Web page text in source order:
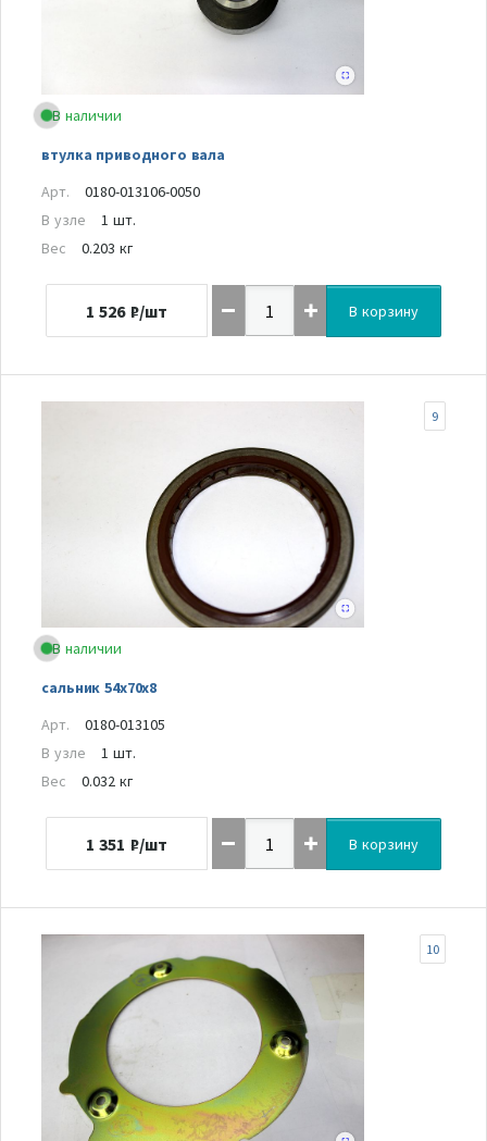
В наличии
втулка приводного вала
Арт.
0180-013106-0050
В узле
1 шт.
Вес
0.203 кг
1 526 ₽/шт В корзину
В наличии
сальник 54х70х8
9
Арт.
0180-013105
В узле
1 шт.
Вес
0.032 кг
1 351 ₽/шт В корзину
10